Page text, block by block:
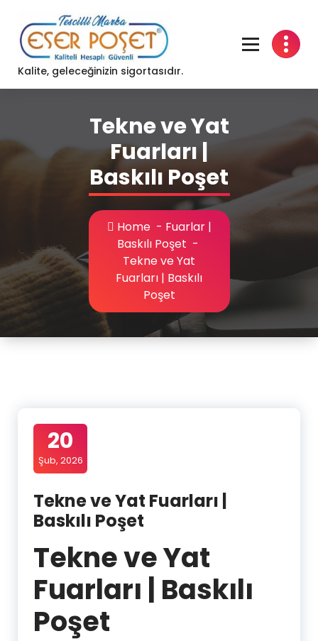
content
Kalite, geleceğinizin sigortasıdır.
Tekne ve Yat
Fuarları |
Baskılı Poşet
Home- Fuarlar |
Baskılı Poşet -
Tekne ve Yat
Fuarları | Baskılı
Poşet
20
Şub, 2026
Tekne ve Yat Fuarları |
Baskılı Poşet
Tekne ve Yat
Fuarları | Baskılı
Poşet